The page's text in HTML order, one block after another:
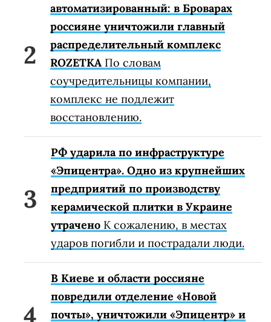
автоматизированный: в Броварах
россияне уничтожили главный
распределительный комплекс
ROZETKA По словам
соучредительницы компании,
комплекс не подлежит
восстановлению.
РФ ударила по инфраструктуре
«Эпицентра». Одно из крупнейших
предприятий по производству
керамической плитки в Украине
утрачено К сожалению, в местах
ударов погибли и пострадали люди.
В Киеве и области россияне
повредили отделение «Новой
почты», уничтожили «Эпицентр» и